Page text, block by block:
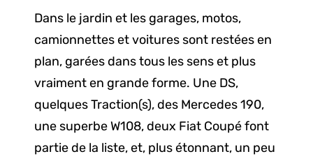
Dans le jardin et les garages, motos,
camionnettes et voitures sont restées en
plan, garées dans tous les sens et plus
vraiment en grande forme. Une DS,
quelques Traction(s), des Mercedes 190,
une superbe W108, deux Fiat Coupé font
partie de la liste, et, plus étonnant, un peu